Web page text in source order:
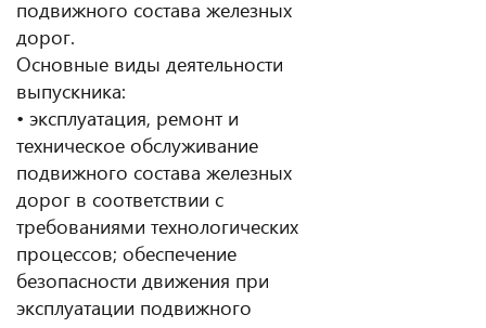
подвижного состава железных
дорог.
Основные виды деятельности
выпускника:
• эксплуатация, ремонт и
техническое обслуживание
подвижного состава железных
дорог в соответствии с
требованиями технологических
процессов; обеспечение
безопасности движения при
эксплуатации подвижного